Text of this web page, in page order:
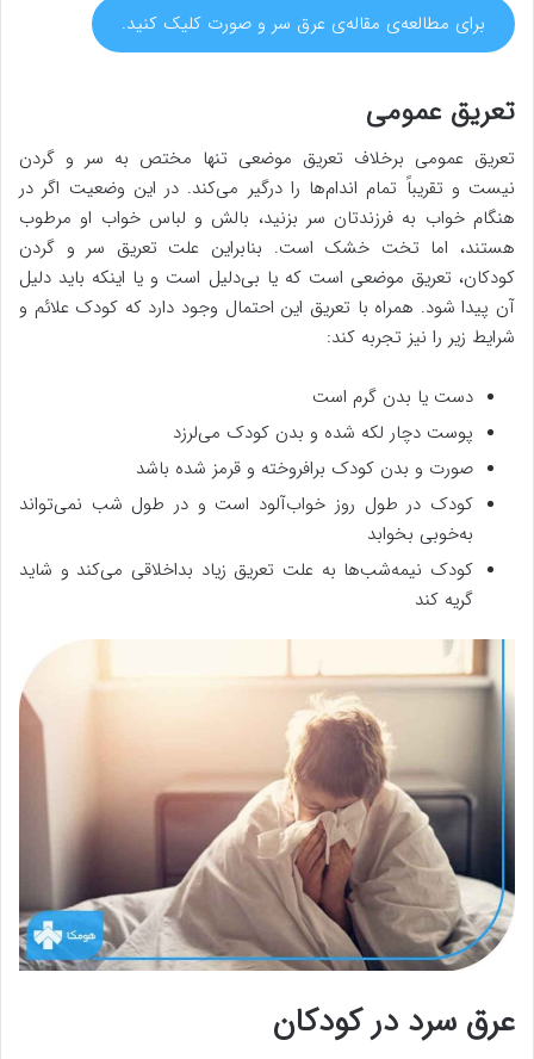
برای مطالعه‌ی مقاله‌ی عرق سر و صورت کلیک کنید.
تعریق عمومی
تعریق عمومی برخلاف تعریق موضعی تنها مختص به سر و گردن
نیست و تقریباً تمام اندام‌ها را درگیر می‌کند. در این وضعیت اگر در
هنگام خواب به فرزندتان سر بزنید، بالش و لباس خواب او مرطوب
هستند، اما تخت خشک است. بنابراین علت تعریق سر و گردن
کودکان، تعریق موضعی است که یا بی‌دلیل است و یا اینکه باید دلیل
آن پیدا شود. همراه با تعریق این احتمال وجود دارد که کودک علائم و
شرایط زیر را نیز تجربه کند:
دست یا بدن گرم است
پوست دچار لکه شده و بدن کودک می‌لرزد
صورت و بدن کودک برافروخته و قرمز شده باشد
کودک در طول روز خواب‌آلود است و در طول شب نمی‌تواند
به‌خوبی بخوابد
کودک نیمه‌شب‌ها به علت تعریق زیاد بداخلاقی می‌کند و شاید
گریه کند
عرق سرد در کودکان